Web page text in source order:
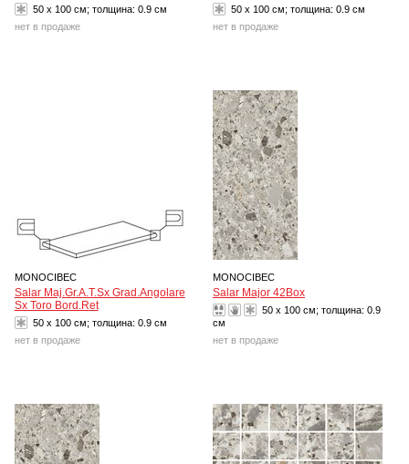
50 x 100 см; толщина: 0.9 см
нет в продаже
50 x 100 см; толщина: 0.9 см
нет в продаже
MONOCIBEC
Salar Maj.Gr.A.T.Sx Grad.Angolare
Sx Toro Bord.Ret
50 x 100 см; толщина: 0.9 см
нет в продаже
MONOCIBEC
Salar Major 42Box
50 x 100 см; толщина: 0.9
см
нет в продаже